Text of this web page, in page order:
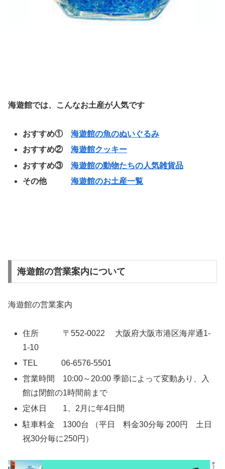
海遊館では、こんなお土産が人気です
おすすめ①海遊館の魚のぬいぐるみ
おすすめ②海遊館クッキー
おすすめ③海遊館の動物たちの人気雑貨品
その他海遊館のお土産一覧
海遊館の営業案内について
海遊館の営業案内
住所 〒552-0022 大阪府大阪市港区海岸通1-
1-10
TEL 06-6576-5501
営業時間 10:00～20:00 季節によって変動あり、入
館は閉館の1時間前まで
定休日 1、2月に年4日間
駐車料金 1300台 （平日 料金30分毎 200円 土日
祝30分毎に250円）